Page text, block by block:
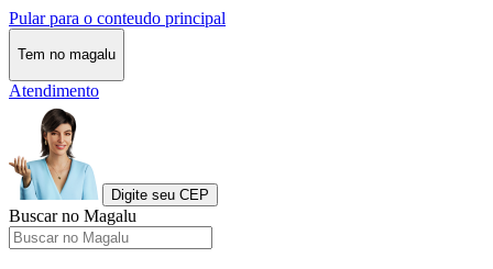
Pular para o conteudo principal
Tem no magalu
Atendimento
Digite seu CEP
Buscar no Magalu